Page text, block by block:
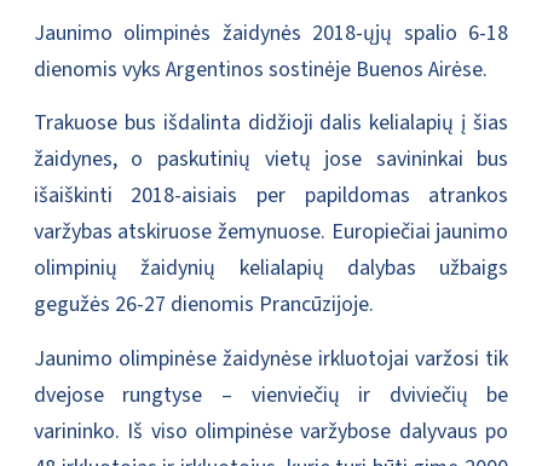
Jaunimo olimpinės žaidynės 2018-ųjų spalio 6-18
dienomis vyks Argentinos sostinėje Buenos Airėse.
Trakuose bus išdalinta didžioji dalis kelialapių į šias
žaidynes, o paskutinių vietų jose savininkai bus
išaiškinti 2018-aisiais per papildomas atrankos
varžybas atskiruose žemynuose. Europiečiai jaunimo
olimpinių žaidynių kelialapių dalybas užbaigs
gegužės 26-27 dienomis Prancūzijoje.
Jaunimo olimpinėse žaidynėse irkluotojai varžosi tik
dvejose rungtyse – vienviečių ir dviviečių be
varininko. Iš viso olimpinėse varžybose dalyvaus po